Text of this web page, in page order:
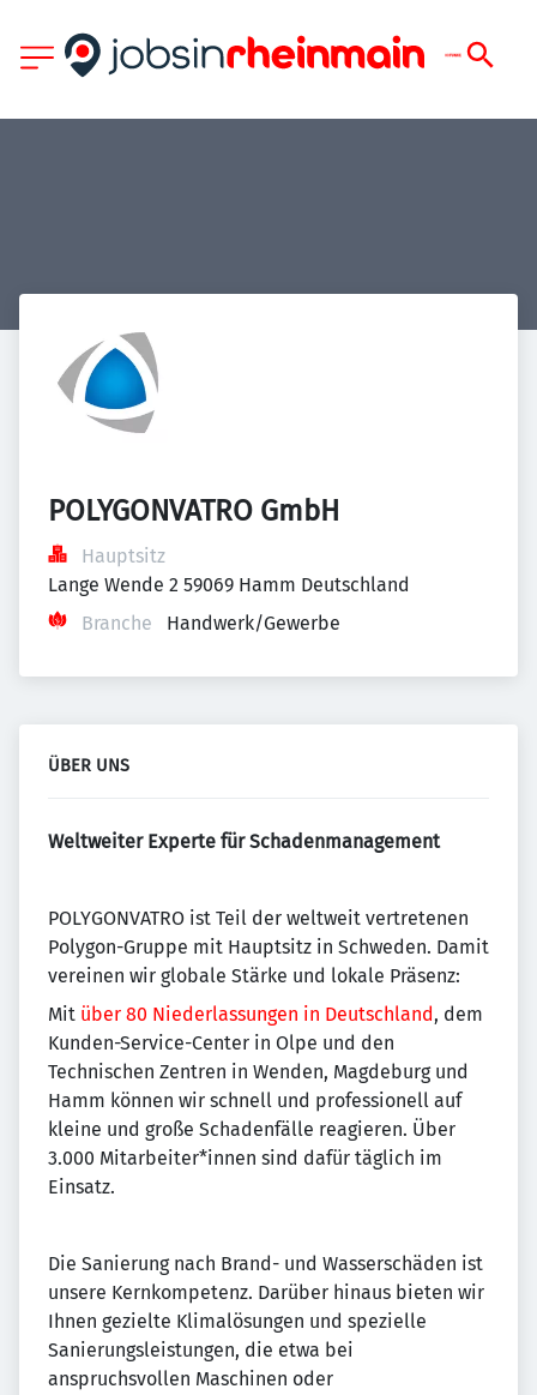
POLYGONVATRO GmbH
Hauptsitz
Lange Wende 2 59069 Hamm Deutschland
Branche
Handwerk/Gewerbe
ÜBER UNS
Weltweiter Experte für Schadenmanagement
POLYGONVATRO ist Teil der weltweit vertretenen
Polygon-Gruppe mit Hauptsitz in Schweden. Damit
vereinen wir globale Stärke und lokale Präsenz:
Mit über 80 Niederlassungen in Deutschland, dem
Kunden-Service-Center in Olpe und den
Technischen Zentren in Wenden, Magdeburg und
Hamm können wir schnell und professionell auf
kleine und große Schadenfälle reagieren. Über
3.000 Mitarbeiter*innen sind dafür täglich im
Einsatz.
Die Sanierung nach Brand- und Wasserschäden ist
unsere Kernkompetenz. Darüber hinaus bieten wir
Ihnen gezielte Klimalösungen und spezielle
Sanierungsleistungen, die etwa bei
anspruchsvollen Maschinen oder